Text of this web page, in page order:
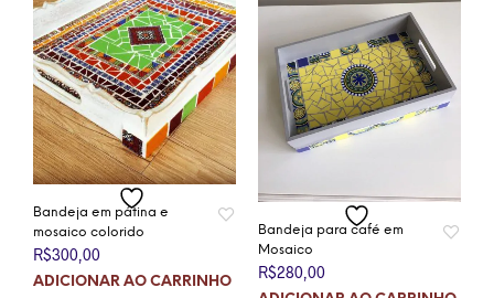
Bandeja em pátina e
mosaico colorido
R$300,00
ADICIONAR AO CARRINHO
Bandeja para café em
Mosaico
R$280,00